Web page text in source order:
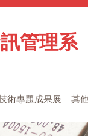
管理系
術專題成果展 其